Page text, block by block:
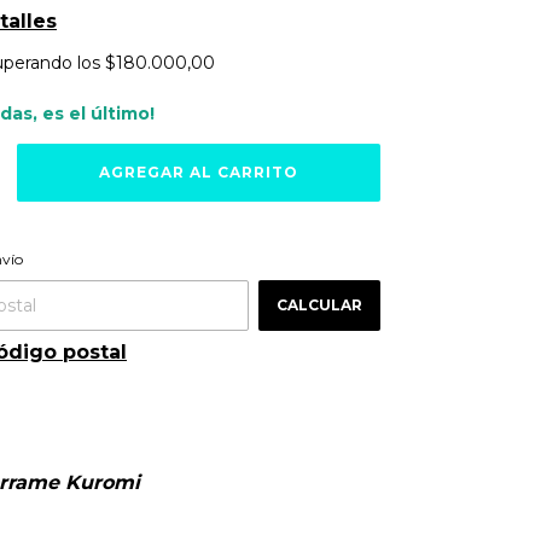
los $180.000,00
es el último!
el CP:
CALCULAR
postal
Kuromi